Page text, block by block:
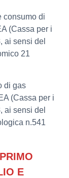
consumo di
(Cassa per i
ai sensi del
21
di gas
(Cassa per i
ai sensi del
n.541
E